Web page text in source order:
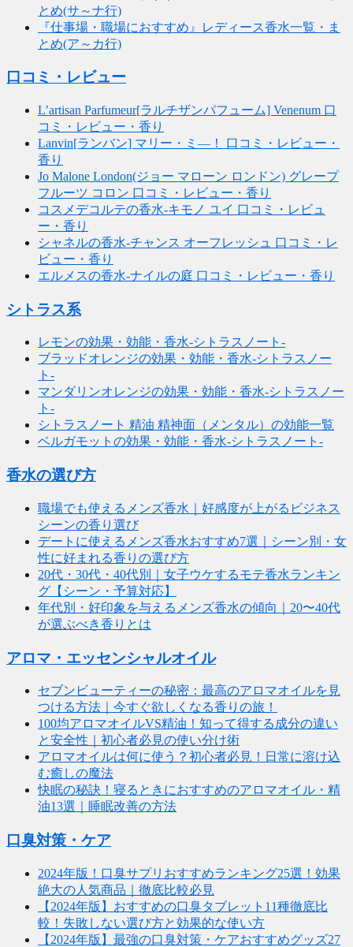
とめ(サ～ナ行)
『仕事場・職場におすすめ』レディース香水一覧・ま
とめ(ア～カ行)
口コミ・レビュー
L’artisan Parfumeur[ラルチザンパフューム] Venenum 口
コミ・レビュー・香り
Lanvin[ランバン] マリー・ミ―！ 口コミ・レビュー・
香り
Jo Malone London(ジョー マローン ロンドン) グレープ
フルーツ コロン 口コミ・レビュー・香り
コスメデコルテの香水-キモノ ユイ 口コミ・レビュ
ー・香り
シャネルの香水-チャンス オーフレッシュ 口コミ・レ
ビュー・香り
エルメスの香水-ナイルの庭 口コミ・レビュー・香り
シトラス系
レモンの効果・効能・香水-シトラスノート-
ブラッドオレンジの効果・効能・香水-シトラスノー
ト-
マンダリンオレンジの効果・効能・香水-シトラスノー
ト-
シトラスノート 精油 精神面（メンタル）の効能一覧
ベルガモットの効果・効能・香水-シトラスノート-
香水の選び方
職場でも使えるメンズ香水｜好感度が上がるビジネス
シーンの香り選び
デートに使えるメンズ香水おすすめ7選｜シーン別・女
性に好まれる香りの選び方
20代・30代・40代別｜女子ウケするモテ香水ランキン
グ【シーン・予算対応】
年代別・好印象を与えるメンズ香水の傾向｜20〜40代
が選ぶべき香りとは
アロマ・エッセンシャルオイル
セブンビューティーの秘密：最高のアロマオイルを見
つける方法｜今すぐ欲しくなる香りの旅！
100均アロマオイルVS精油！知って得する成分の違い
と安全性｜初心者必見の使い分け術
アロマオイルは何に使う？初心者必見！日常に溶け込
む癒しの魔法
快眠の秘訣！寝るときにおすすめのアロマオイル・精
油13選｜睡眠改善の方法
口臭対策・ケア
2024年版！口臭サプリおすすめランキング25選！効果
絶大の人気商品｜徹底比較必見
【2024年版】おすすめの口臭タブレット11種徹底比
較！失敗しない選び方と効果的な使い方
【2024年版】最強の口臭対策・ケアおすすめグッズ27